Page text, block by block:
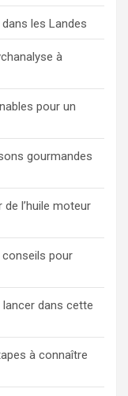
les Landes
à
pour un
gourmandes
l’huile moteur
pour
dans cette
à connaître